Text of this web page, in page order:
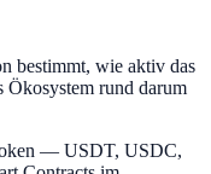
bestimmt, wie aktiv das
rund darum
— USDT, USDC,